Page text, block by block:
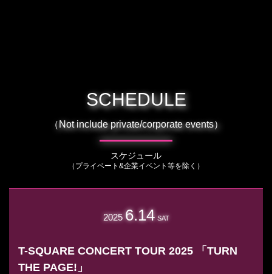
SCHEDULE
（Not include private/corporate events）
スケジュール
（プライベート&企業イベント等を除く）
2025 6.14 SAT
T-SQUARE CONCERT TOUR 2025 「TURN
THE PAGE!」